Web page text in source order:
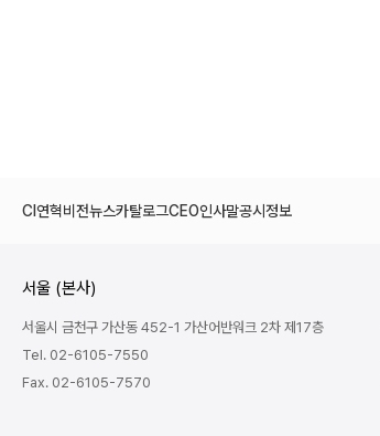
CI연혁비전뉴스카탈로그CEO인사말공시정보
서울 (본사)
서울시 금천구 가산동 452-1 가산어반워크 2차 제17층
Tel. 02-6105-7550
Fax. 02-6105-7570